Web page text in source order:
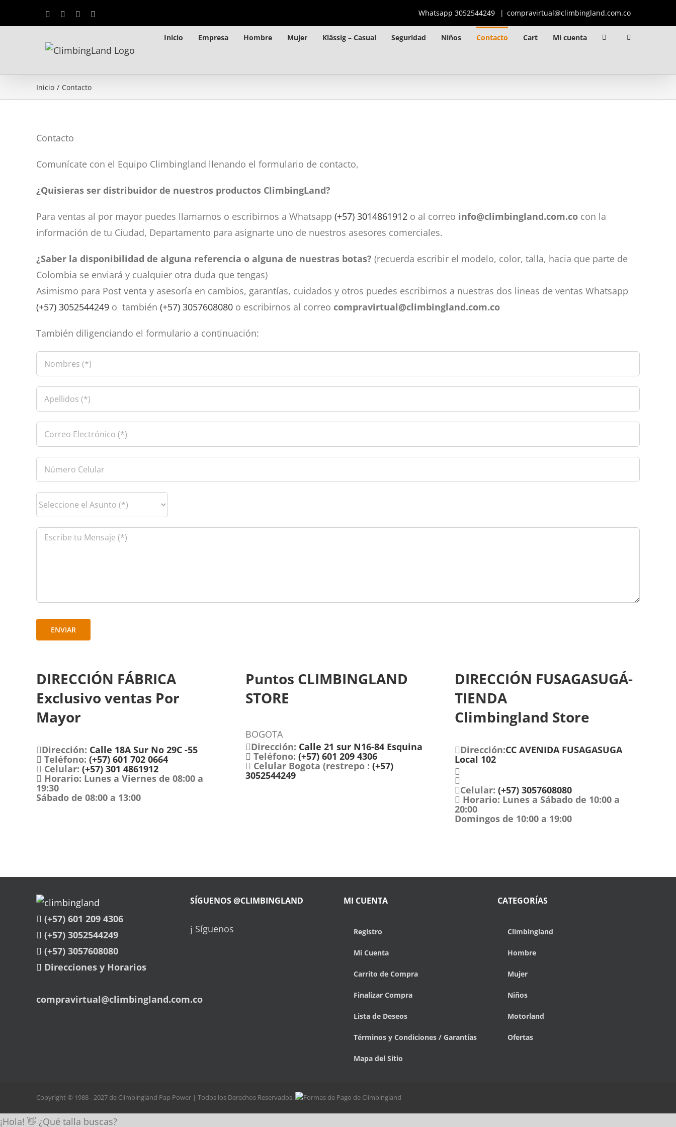
al
FacebookInstagramYouTube Whatsapp 3052544249 | compravirtual@climbingland.com.co
Inicio Empresa Hombre Mujer Klässig – Casual Seguridad Niños Contacto Cart Mi cuenta
Inicio / Contacto
Contacto
Comunícate con el Equipo Climbingland llenando el formulario de contacto,
¿Quisieras ser distribuidor de nuestros productos ClimbingLand?
Para ventas al por mayor puedes llamarnos o escribirnos a Whatsapp (+57) 3014861912o al correo info@climbingland.com.cocon la
información de tu Ciudad, Departamento para asignarte uno de nuestros asesores comerciales.
¿Saber la disponibilidad de alguna referencia o alguna de nuestras botas? (recuerda escribir el modelo, color, talla, hacia que parte de
Colombia se enviará y cualquier otra duda que tengas)
Asimismo para Post venta y asesoría en cambios, garantías, cuidados y otros puedes escribirnos a nuestras dos lineas de ventas Whatsapp
(+57) 3052544249o también (+57) 3057608080o escribirnos al correo compravirtual@climbingland.com.co
También diligenciando el formulario a continuación:
DIRECCIÓN FÁBRICA
Exclusivo ventas Por
Mayor
Dirección: Calle 18A Sur No 29C -55
Teléfono: (+57) 601 702 0664
Celular: (+57) 301 4861912
Horario: Lunes a Viernes de 08:00 a
19:30
Sábado de 08:00 a 13:00
Puntos CLIMBINGLAND
STORE
BOGOTA
Dirección: Calle 21 sur N16-84 Esquina
Teléfono: (+57) 601 209 4306
Celular Bogota (restrepo : (+57)
3052544249
DIRECCIÓN FUSAGASUGÁ-
TIENDA
Climbingland Store
Dirección:CC AVENIDA FUSAGASUGA
Local 102
Celular: (+57) 3057608080
Horario: Lunes a Sábado de 10:00 a
20:00
Domingos de 10:00 a 19:00
(+57) 601 209 4306
(+57) 3052544249
(+57) 3057608080
Direcciones y Horarios
compravirtual@climbingland.com.co
SÍGUENOS @CLIMBINGLAND
Síguenos
MI CUENTA
Registro
Mi Cuenta
Carrito de Compra
Finalizar Compra
Lista de Deseos
Términos y Condiciones / Garantías
Mapa del Sitio
CATEGORÍAS
Climbingland
Hombre
Mujer
Niños
Motorland
Ofertas
Copyright © 1988 - 2027 de Climbingland Pap Power | Todos los Derechos Reservados.
¡Hola! 👋 ¿Qué talla buscas?